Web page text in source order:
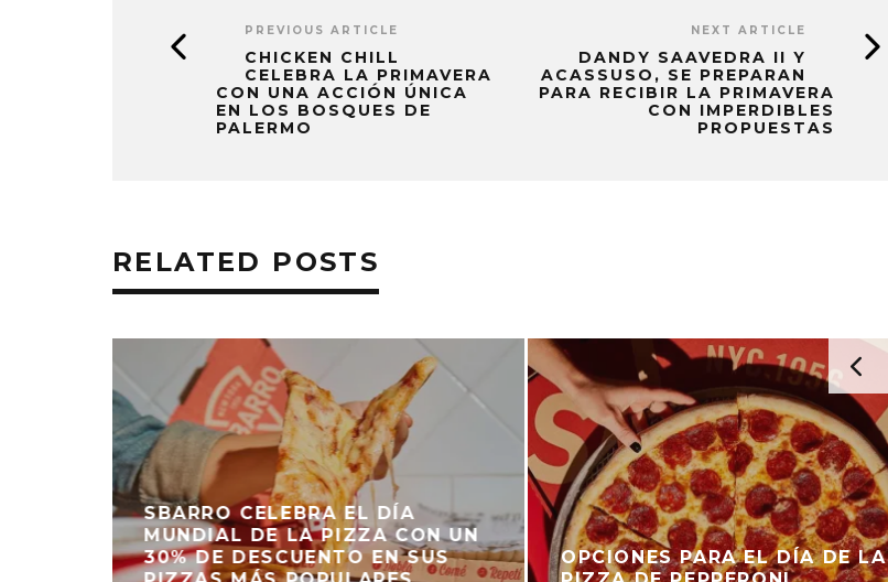
PREVIOUS ARTICLE
CHICKEN CHILL
CELEBRA LA PRIMAVERA
CON UNA ACCIÓN ÚNICA
EN LOS BOSQUES DE
PALERMO
NEXT ARTICLE
DANDY SAAVEDRA II Y
ACASSUSO, SE PREPARAN
PARA RECIBIR LA PRIMAVERA
CON IMPERDIBLES
PROPUESTAS
RELATED POSTS
SBARRO CELEBRA EL DÍA
MUNDIAL DE LA PIZZA CON UN
30% DE DESCUENTO EN SUS
OPCIONES PARA EL DÍA DE LA